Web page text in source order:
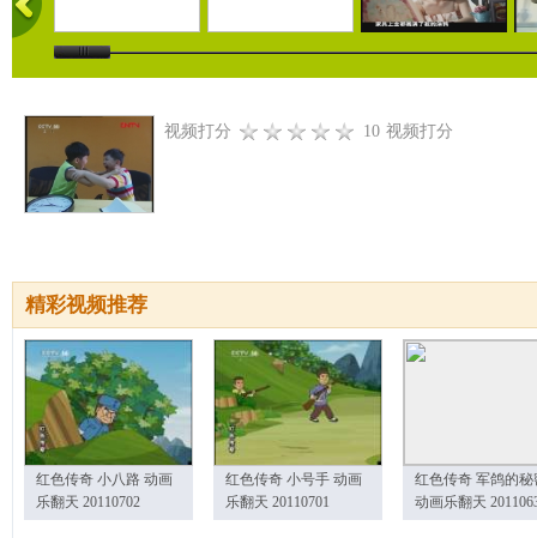
视频打分 10 视频打分
精彩视频推荐
红色传奇 小八路 动画
乐翻天 20110702
红色传奇 小号手 动画
乐翻天 20110701
红色传奇 军鸽的秘
动画乐翻天